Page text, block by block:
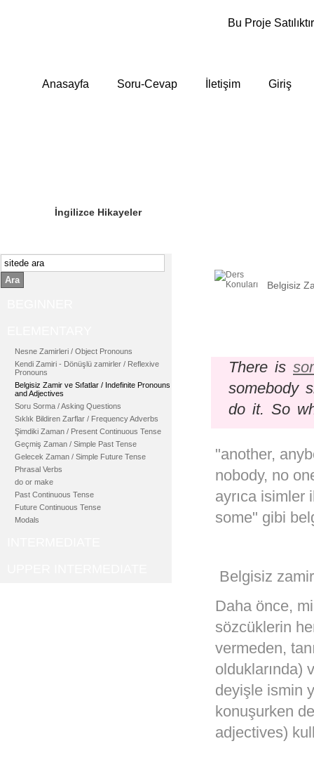
Bu Proje
Anasayfa Soru-Cevap İletişim Giriş
İngilizce Hikayeler
Ara
Nesne Zamirleri / Object Pronouns
Kendi Zamiri - Dönüşlü zamirler / Reflexive
Pronouns
Belgisiz Zamir ve Sıfatlar / Indefinite Pronouns
and Adjectives
Soru Sorma / Asking Questions
Sıklık Bildiren Zarflar / Frequency Adverbs
Şimdiki Zaman / Present Continuous Tense
Geçmiş Zaman / Simple Past Tense
Gelecek Zaman / Simple Future Tense
Phrasal Verbs
do or make
Past Continuous Tense
Future Continuous Tense
Modals
Belgisiz
There is
somebody
do it. So
"another,
nobody, no
ayrıca isimler
some" gibi
Belgisiz
Daha önce,
sözcüklerin
vermeden,
olduklarında)
deyişle ismin
konuşurken
adjectives)